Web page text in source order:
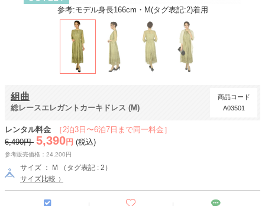
参考:モデル身長166cm・M(タグ表記:2)着用
組曲
総レースエレガントカーキドレス (M)
商品コード
A03501
［2泊3日〜6泊7日まで同一料金］
レンタル料金
6,490円 5,390 円 (税込)
参考販売価格：24,200円
サイズ ： M （タグ表記 : 2）
サイズ比較